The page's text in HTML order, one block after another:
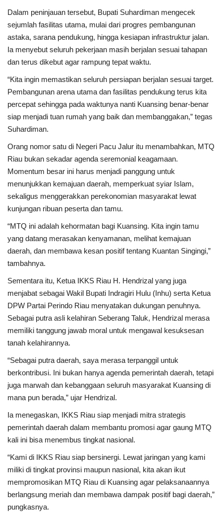
Dalam peninjauan tersebut, Bupati Suhardiman mengecek
sejumlah fasilitas utama, mulai dari progres pembangunan
astaka, sarana pendukung, hingga kesiapan infrastruktur jalan.
Ia menyebut seluruh pekerjaan masih berjalan sesuai tahapan
dan terus dikebut agar rampung tepat waktu.
“Kita ingin memastikan seluruh persiapan berjalan sesuai target.
Pembangunan arena utama dan fasilitas pendukung terus kita
percepat sehingga pada waktunya nanti Kuansing benar-benar
siap menjadi tuan rumah yang baik dan membanggakan,” tegas
Suhardiman.
Orang nomor satu di Negeri Pacu Jalur itu menambahkan, MTQ
Riau bukan sekadar agenda seremonial keagamaan.
Momentum besar ini harus menjadi panggung untuk
menunjukkan kemajuan daerah, memperkuat syiar Islam,
sekaligus menggerakkan perekonomian masyarakat lewat
kunjungan ribuan peserta dan tamu.
“MTQ ini adalah kehormatan bagi Kuansing. Kita ingin tamu
yang datang merasakan kenyamanan, melihat kemajuan
daerah, dan membawa kesan positif tentang Kuantan Singingi,”
tambahnya.
Sementara itu, Ketua IKKS Riau H. Hendrizal yang juga
menjabat sebagai Wakil Bupati Indragiri Hulu (Inhu) serta Ketua
DPW Partai Perindo Riau menyatakan dukungan penuhnya.
Sebagai putra asli kelahiran Seberang Taluk, Hendrizal merasa
memiliki tanggung jawab moral untuk mengawal kesuksesan
tanah kelahirannya.
“Sebagai putra daerah, saya merasa terpanggil untuk
berkontribusi. Ini bukan hanya agenda pemerintah daerah, tetapi
juga marwah dan kebanggaan seluruh masyarakat Kuansing di
mana pun berada,” ujar Hendrizal.
Ia menegaskan, IKKS Riau siap menjadi mitra strategis
pemerintah daerah dalam membantu promosi agar gaung MTQ
kali ini bisa menembus tingkat nasional.
“Kami di IKKS Riau siap bersinergi. Lewat jaringan yang kami
miliki di tingkat provinsi maupun nasional, kita akan ikut
mempromosikan MTQ Riau di Kuansing agar pelaksanaannya
berlangsung meriah dan membawa dampak positif bagi daerah,”
pungkasnya.